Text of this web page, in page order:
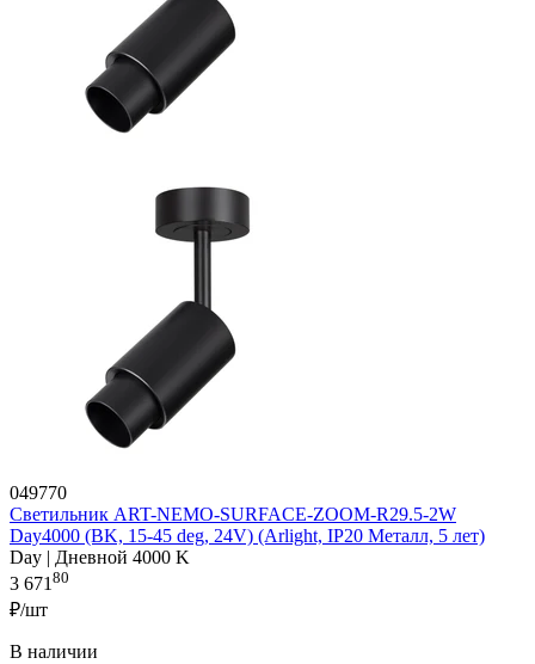
049770
Светильник ART-NEMO-SURFACE-ZOOM-R29.5-2W
Day4000 (BK, 15-45 deg, 24V) (Arlight, IP20 Металл, 5 лет)
Day | Дневной 4000 K
3 67180
₽/шт
В наличии